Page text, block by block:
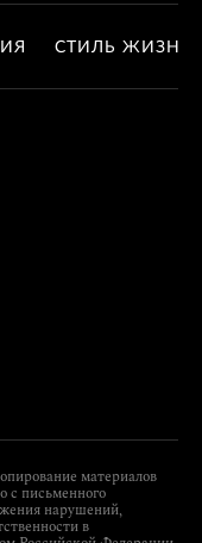
СТИЛЬ ЖИЗНИ
материалов
с письменного
нарушений,
в